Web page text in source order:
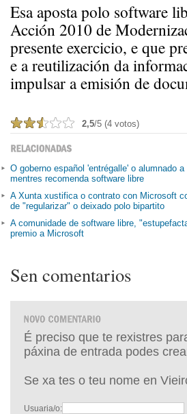
Esa aposta polo software
Acción 2010 de
presente exercicio, e que
e a reutilización da
impulsar a emisión de
2,5/5 (4 votos)
O goberno español 'entrégalle' o alumnado
mentres recomenda software libre
A Xunta xustifica o contrato con Microsoft
de "regularizar" o deixado polo bipartito
A comunidade de software libre,
premio a Microsoft
Sen comentarios
É preciso que te rexistres
páxina de entrada podes
Se xa tes o teu nome en
Usuaria/o: